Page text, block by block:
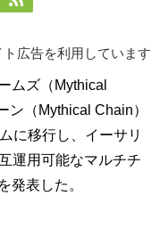
広告を利用しています
ムズ（Mythical
ン（Mythical Chain）
に移行し、イーサリ
運用可能なマルチチ
発表した。